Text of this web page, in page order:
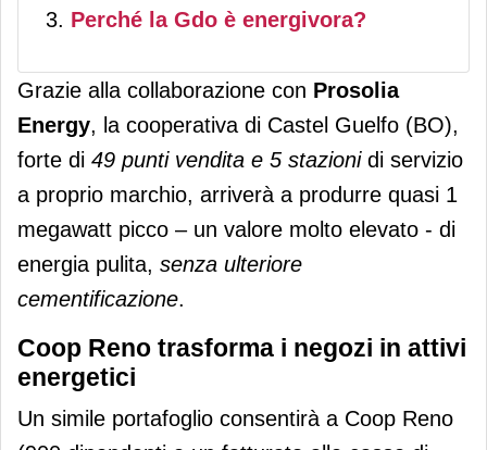
Perché la Gdo è energivora?
Grazie alla collaborazione con Prosolia
Energy, la cooperativa di Castel Guelfo (BO),
forte di 49 punti vendita e 5 stazionidi servizio
a proprio marchio, arriverà a produrre quasi 1
megawatt picco – un valore molto elevato - di
energia pulita, senza ulteriore
cementificazione.
Coop Reno trasforma i negozi in attivi
energetici
Un simile portafoglio consentirà a Coop Reno